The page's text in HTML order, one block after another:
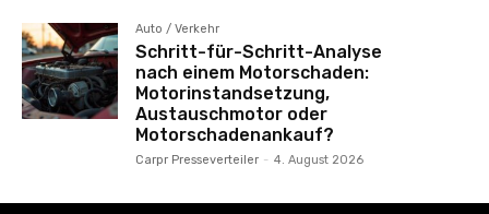
Auto / Verkehr
Schritt-für-Schritt-Analyse
nach einem Motorschaden:
Motorinstandsetzung,
Austauschmotor oder
Motorschadenankauf?
Carpr Presseverteiler - 4. August 2026